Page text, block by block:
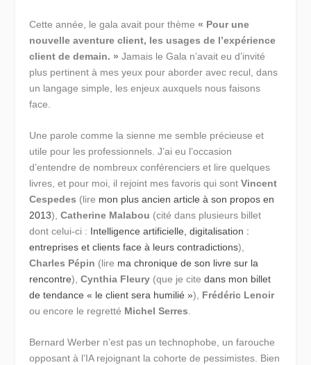
Cette année, le gala avait pour thème« Pour une
nouvelle aventure client, les usages de l’expérience
client de demain. » Jamais le Gala n’avait eu d’invité
plus pertinent à mes yeux pour aborder avec recul, dans
un langage simple, les enjeux auxquels nous faisons
face.
Une parole comme la sienne me semble précieuse et
utile pour les professionnels. J’ai eu l’occasion
d’entendre de nombreux conférenciers et lire quelques
livres, et pour moi, il rejoint mes favoris qui sontVincent
Cespedes (lire mon plus ancien article à son propos en
2013),Catherine Malabou (cité dans plusieurs billet
dont celui-ci : Intelligence artificielle, digitalisation :
entreprises et clients face à leurs contradictions),
Charles Pépin (lire ma chronique de son livre sur la
rencontre),Cynthia Fleury (que je citedans mon billet
de tendance « le client sera humilié »), Frédéric Lenoir
ou encore le regretté Michel Serres
Bernard Werber n’est pas un technophobe, un farouche
opposant à l’IA rejoignant la cohorte de pessimistes. Bien